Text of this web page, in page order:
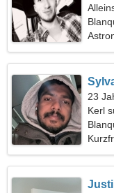
23
Kerl